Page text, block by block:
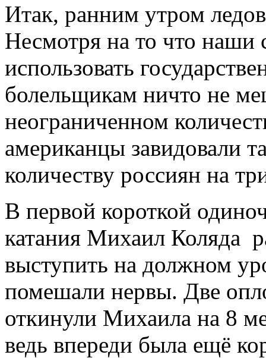
Итак, ранним утром
Несмотря на то что наши
использовать
болельщикам ничто не
неограниченном
американцы завидовали
количеству россиян на
В первой короткой
катания Михаил Коляда
выступить на должном
помешали нервы. Две
откинули Михаила на 8
ведь впереди была ещё